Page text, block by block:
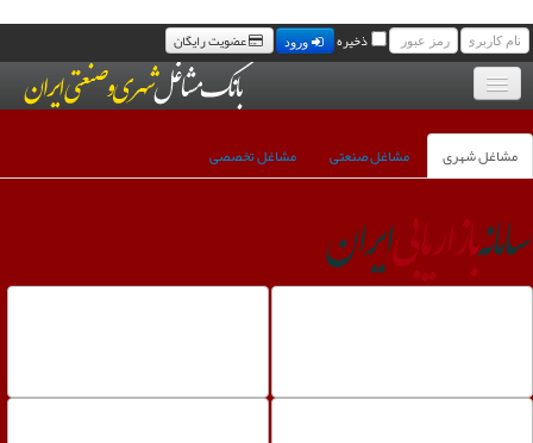
ذخیره ورود عضویت رایگان
بانک موبایل مشاغل
سامانه پیامک رایگان مشاغل
مشاغل شهری مشاغل صنعتی مشاغل تخصصی